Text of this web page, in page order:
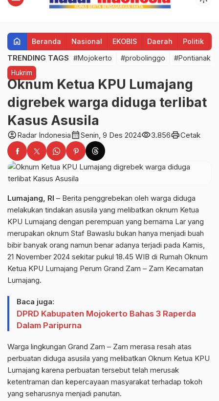
home Beranda Nasional EKOBIS Daerah Politik
TRENDING TAGS #Mojokerto #probolinggo #Pontianak
Hukrim
Oknum Ketua KPU Lumajang
digrebek warga diduga terlibat
Kasus Asusila
account_circleRadar Indonesiacalendar_monthSenin, 9 Des 2024visibility3.856printCetak
Lumajang, RI – Berita penggrebekan oleh warga diduga
melakukan tindakan asusila yang melibatkan oknum Ketua
KPU Lumajang dengan perempuan yang bernama Lar yang
merupakan oknum Staf Bawaslu bukan hanya menjadi buah
bibir banyak orang namun benar adanya terjadi pada Kamis,
21 November 2024 sekitar pukul 18.45 WIB di Rumah Oknum
Ketua KPU Lumajang Perum Grand Zam – Zam Kecamatan
Lumajang.
Baca juga:
DPRD Kabupaten Mojokerto Bahas 3 Raperda
Dalam Paripurna
Warga lingkungan Grand Zam – Zam merasa resah atas
perbuatan diduga asusila yang melibatkan Oknum Ketua KPU
Lumajang karena perbuatan tersebut telah merusak
ketentraman dan kepercayaan masyarakat terhadap tokoh
yang seharusnya menjadi panutan.